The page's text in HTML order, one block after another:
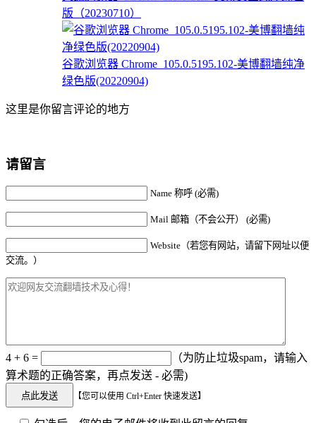
版（20230710）
谷歌浏览器 Chrome_105.0.5195.102-美博翻墙纯净
绿色版(20220904)
这里是你留言评论的地方
请留言
Name 称呼 (必需)
Mail 邮箱（不会公开） (必需)
Website（若您有网站，请留下网址以便
交流。）
4 + 6 =
（为防止垃圾spam，请输入
算术题的正确答案，再点发送 - 必需)
【您可以使用 Ctrl+Enter 快速发送】